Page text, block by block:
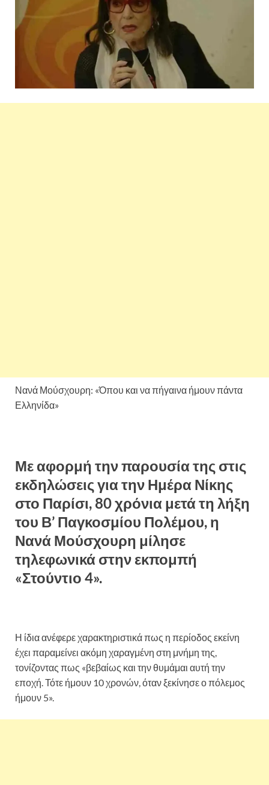
Νανά Μούσχουρη: «Όπου και να πήγαινα ήμουν πάντα
Ελληνίδα»
Με αφορμή την παρουσία της στις
εκδηλώσεις για την Ημέρα Νίκης
στο Παρίσι, 80 χρόνια μετά τη λήξη
του Β’ Παγκοσμίου Πολέμου, η
Νανά Μούσχουρη μίλησε
τηλεφωνικά στην εκπομπή
«Στούντιο 4».
Η ίδια ανέφερε χαρακτηριστικά πως η περίοδος εκείνη
έχει παραμείνει ακόμη χαραγμένη στη μνήμη της,
τονίζοντας πως «βεβαίως και την θυμάμαι αυτή την
εποχή. Τότε ήμουν 10 χρονών, όταν ξεκίνησε ο πόλεμος
ήμουν 5».